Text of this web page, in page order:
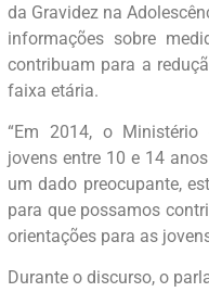
da Gravidez na
informações sobre
contribuam para a
faixa etária.
“Em 2014, o
jovens entre 10 e 14
um dado preocupante,
para que possamos
orientações para as
Durante o discurso, o